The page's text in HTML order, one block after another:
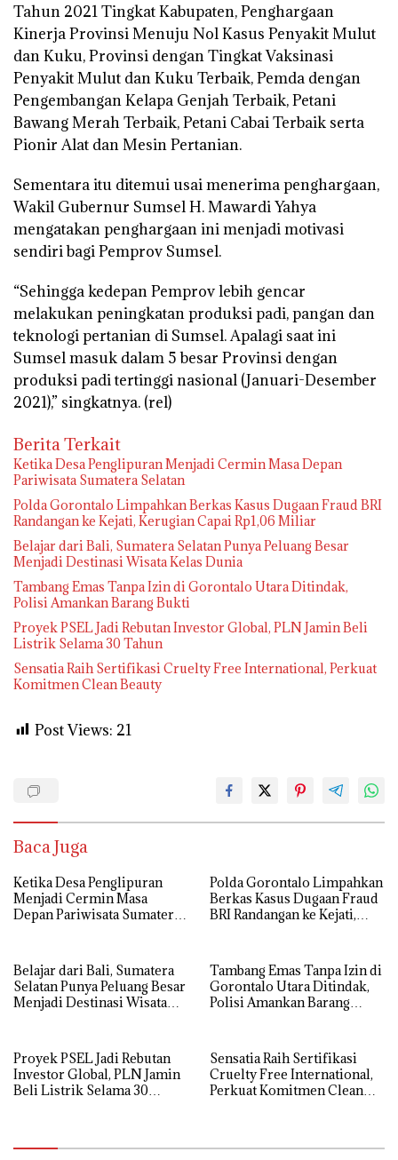
Tahun 2021 Tingkat Kabupaten, Penghargaan
Kinerja Provinsi Menuju Nol Kasus Penyakit Mulut
dan Kuku, Provinsi dengan Tingkat Vaksinasi
Penyakit Mulut dan Kuku Terbaik, Pemda dengan
Pengembangan Kelapa Genjah Terbaik, Petani
Bawang Merah Terbaik, Petani Cabai Terbaik serta
Pionir Alat dan Mesin Pertanian.
Sementara itu ditemui usai menerima penghargaan,
Wakil Gubernur Sumsel H. Mawardi Yahya
mengatakan penghargaan ini menjadi motivasi
sendiri bagi Pemprov Sumsel.
“Sehingga kedepan Pemprov lebih gencar
melakukan peningkatan produksi padi, pangan dan
teknologi pertanian di Sumsel. Apalagi saat ini
Sumsel masuk dalam 5 besar Provinsi dengan
produksi padi tertinggi nasional (Januari-Desember
2021),” singkatnya. (rel)
Berita Terkait
Ketika Desa Penglipuran Menjadi Cermin Masa Depan
Pariwisata Sumatera Selatan
Polda Gorontalo Limpahkan Berkas Kasus Dugaan Fraud BRI
Randangan ke Kejati, Kerugian Capai Rp1,06 Miliar
Belajar dari Bali, Sumatera Selatan Punya Peluang Besar
Menjadi Destinasi Wisata Kelas Dunia
Tambang Emas Tanpa Izin di Gorontalo Utara Ditindak,
Polisi Amankan Barang Bukti
Proyek PSEL Jadi Rebutan Investor Global, PLN Jamin Beli
Listrik Selama 30 Tahun
Sensatia Raih Sertifikasi Cruelty Free International, Perkuat
Komitmen Clean Beauty
Post Views: 21
Baca Juga
Ketika Desa Penglipuran
Menjadi Cermin Masa
Depan Pariwisata Sumatera
Polda Gorontalo Limpahkan
Berkas Kasus Dugaan Fraud
BRI Randangan ke Kejati,
Belajar dari Bali, Sumatera
Selatan Punya Peluang Besar
Menjadi Destinasi Wisata
Tambang Emas Tanpa Izin di
Gorontalo Utara Ditindak,
Polisi Amankan Barang
Proyek PSEL Jadi Rebutan
Investor Global, PLN Jamin
Beli Listrik Selama 30
Sensatia Raih Sertifikasi
Cruelty Free International,
Perkuat Komitmen Clean